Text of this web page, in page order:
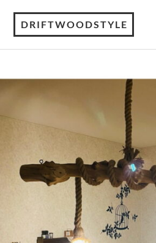
DRIFTWOODSTYLE